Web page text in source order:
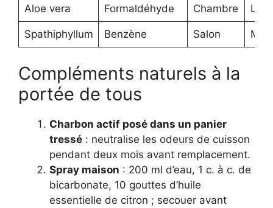
Aloe vera Formaldéhyde Chambre
Spathiphyllum Benzène Salon
Compléments naturels à la
portée de tous
Charbon actif posé dans un panier
tressé : neutralise les odeurs de cuisson
pendant deux mois avant remplacement.
Spray maison : 200 ml d’eau, 1 c. à c. de
bicarbonate, 10 gouttes d’huile
essentielle de citron ; secouer avant